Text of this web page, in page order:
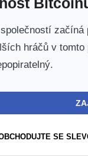
​začíná
hráčů v
SE